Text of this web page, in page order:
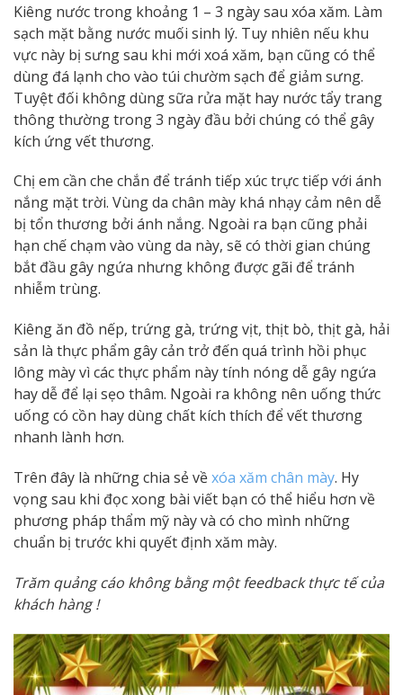
Kiêng nước trong khoảng 1 – 3 ngày sau xóa xăm. Làm
sạch mặt bằng nước muối sinh lý. Tuy nhiên nếu khu
vực này bị sưng sau khi mới xoá xăm, bạn cũng có thể
dùng đá lạnh cho vào túi chườm sạch để giảm sưng.
Tuyệt đối không dùng sữa rửa mặt hay nước tẩy trang
thông thường trong 3 ngày đầu bởi chúng có thể gây
kích ứng vết thương.
Chị em cần che chắn để tránh tiếp xúc trực tiếp với ánh
nắng mặt trời. Vùng da chân mày khá nhạy cảm nên dễ
bị tổn thương bởi ánh nắng. Ngoài ra bạn cũng phải
hạn chế chạm vào vùng da này, sẽ có thời gian chúng
bắt đầu gây ngứa nhưng không được gãi để tránh
nhiễm trùng.
Kiêng ăn đồ nếp, trứng gà, trứng vịt, thịt bò, thịt gà, hải
sản là thực phẩm gây cản trở đến quá trình hồi phục
lông mày vì các thực phẩm này tính nóng dễ gây ngứa
hay dễ để lại sẹo thâm. Ngoài ra không nên uống thức
uống có cồn hay dùng chất kích thích để vết thương
nhanh lành hơn.
Trên đây là những chia sẻ vềxóa xăm chân mày. Hy
vọng sau khi đọc xong bài viết bạn có thể hiểu hơn về
phương pháp thẩm mỹ này và có cho mình những
chuẩn bị trước khi quyết định xăm mày.
Trăm quảng cáo không bằng một feedback thực tế của
khách hàng !